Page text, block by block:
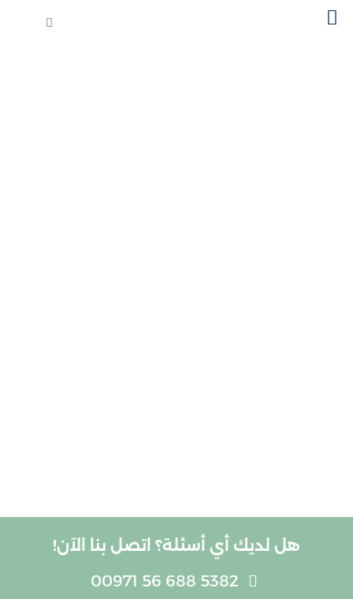
تخطي
Cart
هل لديك أي أسئلة؟ اتصل بنا الآن!
5382 688 56 00971